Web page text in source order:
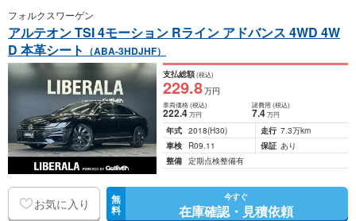
フォルクスワーゲン
アルテオン TSI 4モーション Rライン アドバンス 4WD 4W
D 本革シート （ABA-3HDJHF）
支払総額(税込)
229.8万円
車両価格(税込)
222.4万円
諸費用 (税込)
7.4 万円
年式 2018(H30) 走行 7.3万km
車検
R09.11 保証 あり
整備 定期点検整備有
お気に入り 無
料
今すぐ
在庫確認・見積依頼